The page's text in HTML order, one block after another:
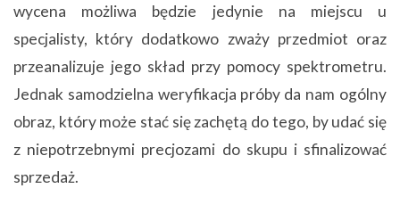
wycena możliwa będzie jedynie na miejscu u
specjalisty, który dodatkowo zważy przedmiot oraz
przeanalizuje jego skład przy pomocy spektrometru.
Jednak samodzielna weryfikacja próby da nam ogólny
obraz, który może stać się zachętą do tego, by udać się
z niepotrzebnymi precjozami do skupu i sfinalizować
sprzedaż.